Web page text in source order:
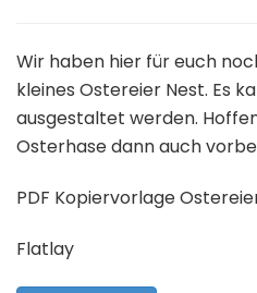
Wir haben hier für euch
kleines Ostereier Nest. Es
ausgestaltet werden.
Osterhase dann auch
PDF Kopiervorlage
Flatlay